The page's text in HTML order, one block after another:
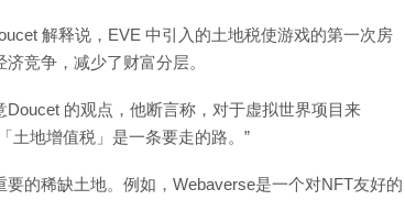
解释说，EVE 中引入的土地税使游戏的第一次房
竞争，减少了财富分层。
的观点，他断言称，对于虚拟世界项目来
土地增值税」是一条要走的路。”
的稀缺土地。例如，Webaverse是一个对NFT友好的